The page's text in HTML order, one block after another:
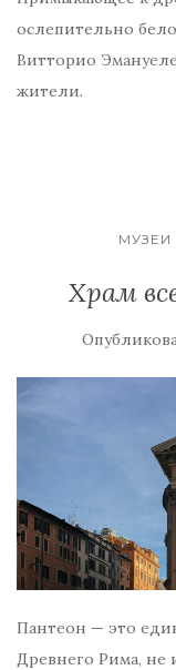
ослепительно
Витторио
жители.
Храм
Пантеон — это
Древнего Рима, не